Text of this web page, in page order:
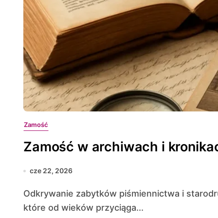
Zamość
Zamość w archiwach i
cze 22, 2026
Odkrywanie zabytków piśmiennictwa i starodruków pozwala spojrzeć głębiej w dzieje miasta,
które od wieków przyciąga...